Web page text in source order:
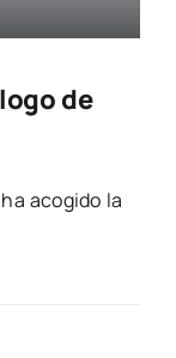
de
aco­gi­do la